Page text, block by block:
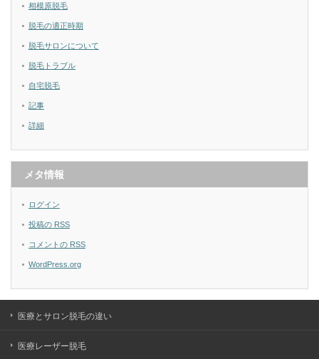
相模原脱毛
脱毛の適正時期
脱毛サロンについて
脱毛トラブル
自宅脱毛
記事
詳細
メタ情報
ログイン
投稿の RSS
コメントの RSS
WordPress.org
医療とサロン脱毛の違い
医療レーザー脱毛